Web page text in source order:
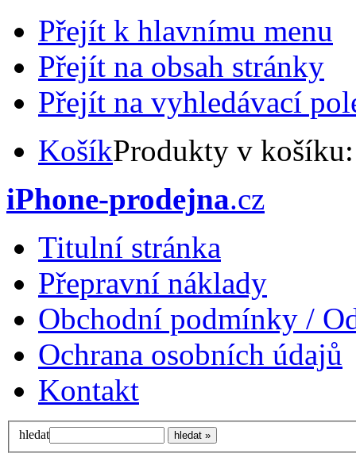
Přejít k hlavnímu menu
Přejít na obsah stránky
Přejít na vyhledávací
KošíkProdukty v
iPhone-prodejna.cz
Titulní stránka
Přepravní náklady
Obchodní podmínky /
Ochrana osobních údajů
Kontakt
hledat